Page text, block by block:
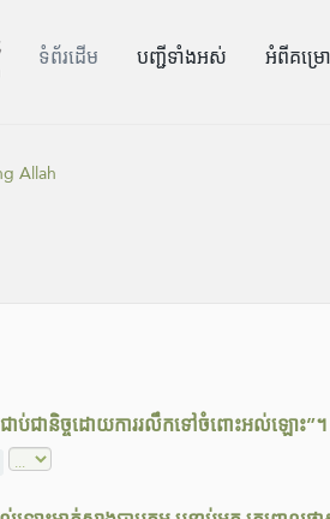
ទំព័រ​ដេីម បញ្ជីទាំងអស់ អំពី​គម្រ
Allah
ាប់ជានិច្ចដោយការរលឹកទៅចំពោះអល់ឡោះ”។